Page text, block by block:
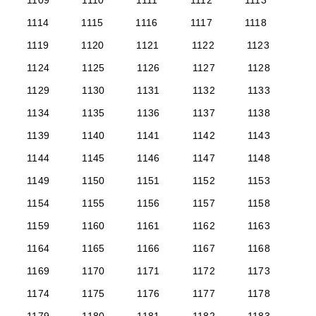
1114
1115 1116 1117
1118
1119
1120 1121 1122
1123
1124
1125 1126 1127
1128
1129
1130 1131 1132
1133
1134
1135 1136 1137
1138
1139
1140 1141 1142
1143
1144
1145 1146 1147
1148
1149
1150 1151 1152
1153
1154
1155 1156 1157
1158
1159
1160 1161 1162
1163
1164
1165 1166 1167
1168
1169
1170 1171 1172
1173
1174
1175 1176 1177
1178